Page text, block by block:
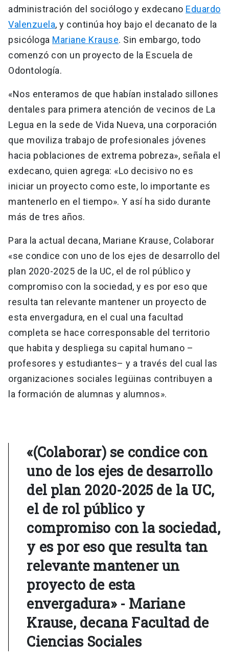
administración del sociólogo y exdecano Eduardo
Valenzuela, y continúa hoy bajo el decanato de la
psicóloga Mariane Krause. Sin embargo, todo
comenzó con un proyecto de la Escuela de
Odontología.
«Nos enteramos de que habían instalado sillones
dentales para primera atención de vecinos de La
Legua en la sede de Vida Nueva, una corporación
que moviliza trabajo de profesionales jóvenes
hacia poblaciones de extrema pobreza», señala el
exdecano, quien agrega: «Lo decisivo no es
iniciar un proyecto como este, lo importante es
mantenerlo en el tiempo». Y así ha sido durante
más de tres años.
Para la actual decana, Mariane Krause, Colaborar
«se condice con uno de los ejes de desarrollo del
plan 2020-2025 de la UC, el de rol público y
compromiso con la sociedad, y es por eso que
resulta tan relevante mantener un proyecto de
esta envergadura, en el cual una facultad
completa se hace corresponsable del territorio
que habita y despliega su capital humano –
profesores y estudiantes– y a través del cual las
organizaciones sociales legüinas contribuyen a
la formación de alumnas y alumnos».
«(Colaborar) se condice con
uno de los ejes de desarrollo
del plan 2020-2025 de la UC,
el de rol público y
compromiso con la sociedad,
y es por eso que resulta tan
relevante mantener un
proyecto de esta
envergadura» - Mariane
Krause, decana Facultad de
Ciencias Sociales